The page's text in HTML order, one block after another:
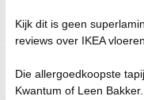
Kijk dit is geen
reviews over IKEA vloeren.
Die allergoedkoopste
Kwantum of Leen